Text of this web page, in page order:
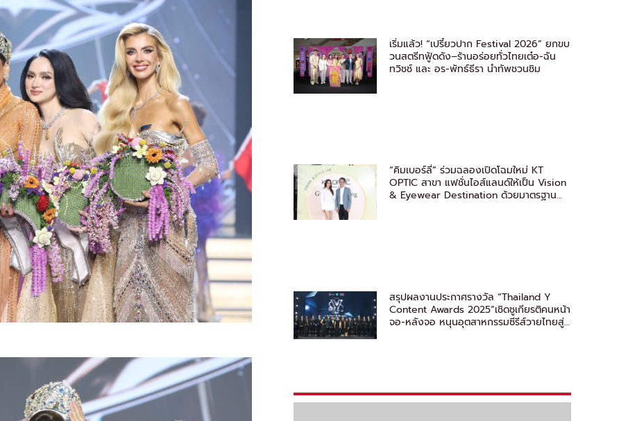
เริ่มแล้ว! “เปรี้ยวปาก Festival 2026” ยกขบ
วนสตรีทฟู้ดดัง–ร้านอร่อยทั่วไทยเต๋อ-ฉัน
ทวิชช์ และ อร-พัทธ์ธีรา นำทัพชวนชิม
“คิมเบอร์ลี่” ร่วมฉลองเปิดโฉมใหม่ KT
OPTIC สาขา แฟชั่นไอส์แลนด์ให้เป็น Vision
& Eyewear Destination ด้วยมาตรฐาน
สรุปผลงานประกาศรางวัล “Thailand Y
Content Awards 2025”เชิดชูเกียรติคนหน้า
จอ-หลังจอ หนุนอุตสาหกรรมซีรีส์วายไทยสู่